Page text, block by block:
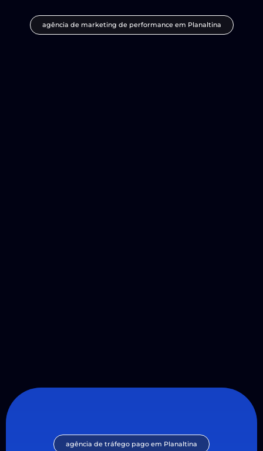
agência de marketing de performance em Planaltina
agência de tráfego pago em Planaltina